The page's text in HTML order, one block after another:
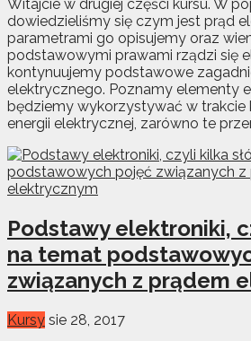
Witajcie w drugiej części kursu. W
dowiedzieliśmy się czym jest prąd
parametrami go opisujemy oraz
podstawowymi prawami rządzi się
kontynuujemy podstawowe
elektrycznego. Poznamy elementy
będziemy wykorzystywać w trakcie
energii elektrycznej, zarówno te
Podstawy elektroniki,
na temat
związanych z prądem
Kursy sie 28, 2017